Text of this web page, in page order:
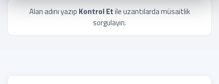
Alan adını yazıp Kontrol Etile uzantılarda müsaitlik
sorgulayın.